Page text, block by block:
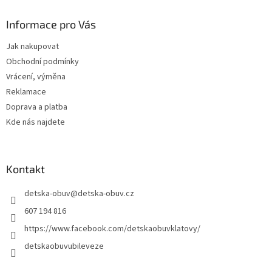
Informace pro Vás
Jak nakupovat
Obchodní podmínky
Vrácení, výměna
Reklamace
Doprava a platba
Kde nás najdete
Kontakt
detska-obuv@detska-obuv.cz
607 194 816
https://www.facebook.com/detskaobuvklatovy/
detskaobuvubileveze